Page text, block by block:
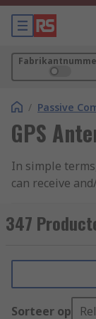
/ Passive
GPS
In simple
can receive
distant GPS
cleverly
Here at RS we
347
Sorteer op